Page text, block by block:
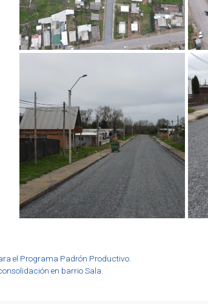
el Programa Padrón Productivo.
en barrio Sala.